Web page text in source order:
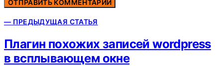
— ПРЕДЫДУЩАЯ СТАТЬЯ
Плагин похожих записей wordpress
в всплывающем окне